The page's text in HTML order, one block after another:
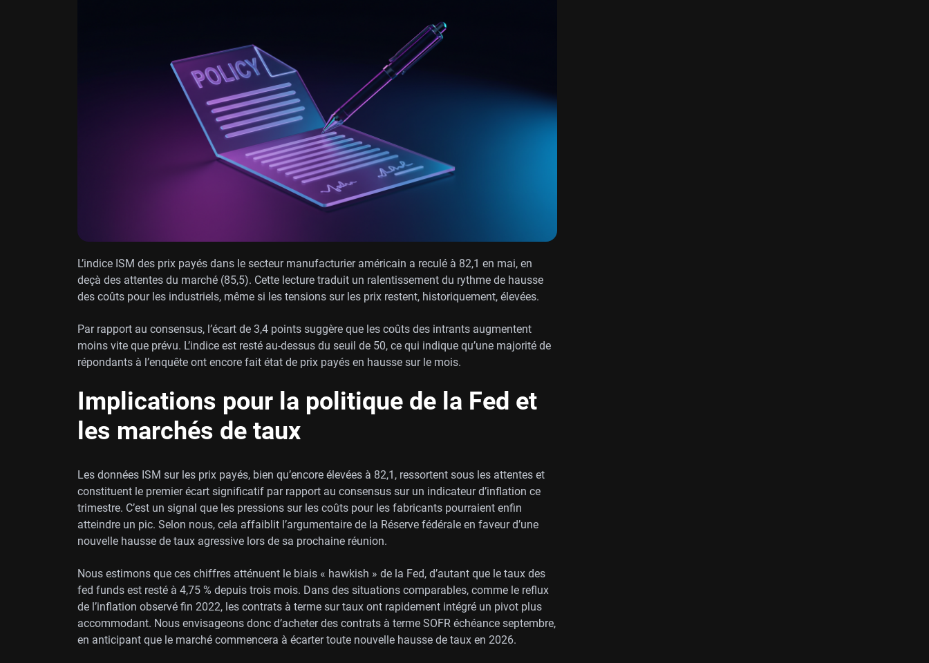
L’indice ISM des prix payés dans le secteur manufacturier américain a reculé à 82,1 en mai, en
deçà des attentes du marché (85,5). Cette lecture traduit un ralentissement du rythme de hausse
des coûts pour les industriels, même si les tensions sur les prix restent, historiquement, élevées.
Par rapport au consensus, l’écart de 3,4 points suggère que les coûts des intrants augmentent
moins vite que prévu. L’indice est resté au-dessus du seuil de 50, ce qui indique qu’une majorité de
répondants à l’enquête ont encore fait état de prix payés en hausse sur le mois.
Implications pour la politique de la Fed et
les marchés de taux
Les données ISM sur les prix payés, bien qu’encore élevées à 82,1, ressortent sous les attentes et
constituent le premier écart significatif par rapport au consensus sur un indicateur d’inflation ce
trimestre. C’est un signal que les pressions sur les coûts pour les fabricants pourraient enfin
atteindre un pic. Selon nous, cela affaiblit l’argumentaire de la Réserve fédérale en faveur d’une
nouvelle hausse de taux agressive lors de sa prochaine réunion.
Nous estimons que ces chiffres atténuent le biais « hawkish » de la Fed, d’autant que le taux des
fed funds est resté à 4,75 % depuis trois mois. Dans des situations comparables, comme le reflux
de l’inflation observé fin 2022, les contrats à terme sur taux ont rapidement intégré un pivot plus
accommodant. Nous envisageons donc d’acheter des contrats à terme SOFR échéance septembre,
en anticipant que le marché commencera à écarter toute nouvelle hausse de taux en 2026.